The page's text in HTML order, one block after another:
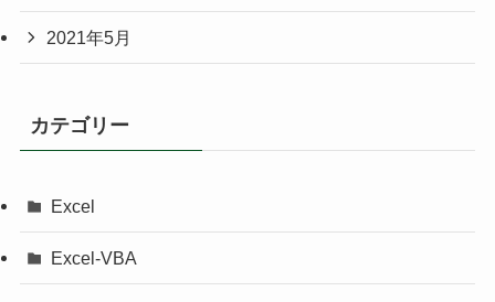
2021年5月
カテゴリー
Excel
Excel-VBA